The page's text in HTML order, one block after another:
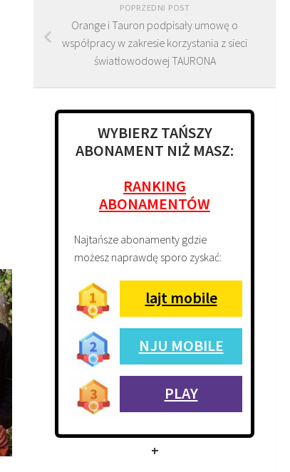
POPRZEDNI POST
Orange i Tauron podpisały umowę o
współpracy w zakresie korzystania z sieci
światłowodowej TAURONA
WYBIERZ TAŃSZY
ABONAMENT NIŻ MASZ:
RANKING
ABONAMENTÓW
Najtańsze abonamenty gdzie
możesz naprawdę sporo zyskać:
lajt mobile
NJU MOBILE
PLAY
+